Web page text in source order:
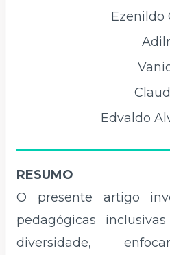
Ezenildo
Edvaldo
RESUMO
O presente artigo
pedagógicas
diversidade,